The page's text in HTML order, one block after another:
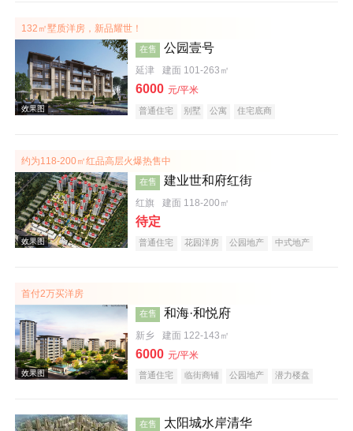
效果图
132㎡墅质洋房，新品耀世！
在售 公园壹号
延津 建面 101-263㎡
6000 元/平米
普通住宅 别墅 公寓
住宅底商
约为118-200㎡红品高层火爆热售中
在售 建业世和府红街
红旗 建面 118-200㎡
待定
普通住宅 花园洋房 公园地产
中式地产
首付2万买洋房
在售 和海·和悦府
新乡 建面 122-143㎡
6000 元/平米
普通住宅 临街商铺 公园地产
潜力楼盘
在售 太阳城水岸清华